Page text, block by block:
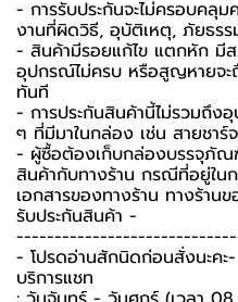
- การรับประกันจะไม่ครอบคลุม
งานที่ผิดวิธี, อุบัติเหตุ, ภัยธร
- สินค้ามีรอยแก้ไข แตกหัก มี
อุปกรณ์ไม่ครบ หรือสูญหายจะ
ทันที
- การประกันสินค้านี้ไม่รวมถึ
ๆ ที่มีมาในกล่อง เช่น สายชา
-️ ผู้ซื้อต้องเก็บกล่องบรรจุภัณฑ์
สินค้ากับทางร้าน กรณีที่อยู่ใน
เอกสารของทางร้าน ทางร้า
รับประกันสินค้า -️
-️ โปรดอ่านสักนิดก่อนสั่งนะคะ-️
บริการแชท